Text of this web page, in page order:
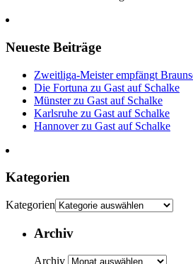
Neueste Beiträge
Zweitliga-Meister empfängt
Die Fortuna zu Gast auf Schalke
Münster zu Gast auf Schalke
Karlsruhe zu Gast auf Schalke
Hannover zu Gast auf Schalke
Kategorien
Kategorien
Archiv
Archiv